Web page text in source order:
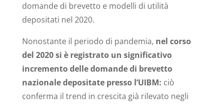
domande di brevetto e modelli di utilità
depositati nel 2020.
Nonostante il periodo di pandemia, nel corso
del 2020 si è registrato un significativo
incremento delle domande di brevetto
nazionale depositate presso l’UIBM: ciò
conferma il trend in crescita già rilevato negli